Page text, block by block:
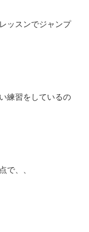
ッスンでジャンプ
練習をしているの
で、、